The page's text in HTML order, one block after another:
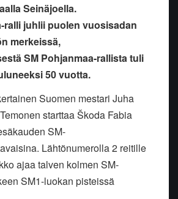
Seinäjoella.
ralli juhlii puolen vuosisadan
merkeissä,
SM Pohjanmaa-rallista tuli
50 vuotta.
Suomen mestari Juha
starttaa Škoda Fabia
SM-
Lähtönumerolla 2 reitille
ajaa talven kolmen SM-
SM1-luokan pisteissä